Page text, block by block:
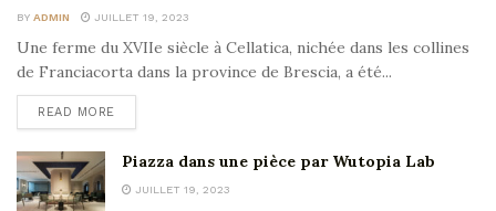
BY ADMIN JUILLET 19, 2023
Une ferme du XVIIe siècle à Cellatica, nichée dans les collines
de Franciacorta dans la province de Brescia, a été...
READ MORE
Piazza dans une pièce par Wutopia Lab
JUILLET 19, 2023